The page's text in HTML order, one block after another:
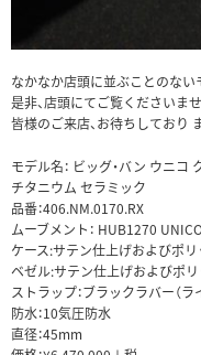
なかなか店頭に並ぶことのない
是非、店頭にてご覧くださいませ
皆様のご来店、お待ちしており
モデル名： ビッグ・バン ウニ
チタニウム セラミック
品番：406.NM.0170.RX
ムーブメント： HUB1270
ケース:サテン仕上げおよびポ
ベゼル:サテン仕上げおよびポ
ストラップ：ブラックラバー（ラ
防水：10気圧防水
直径：45mm